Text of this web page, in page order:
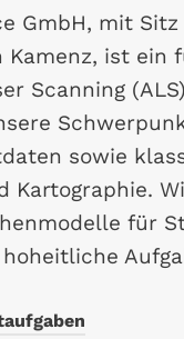
GmbH, mit
Kamenz, ist ein
Scanning
sowie
Kartographie.
für